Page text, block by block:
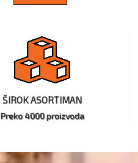
ŠIROK ASORTIMAN
Preko 4000 proizvoda